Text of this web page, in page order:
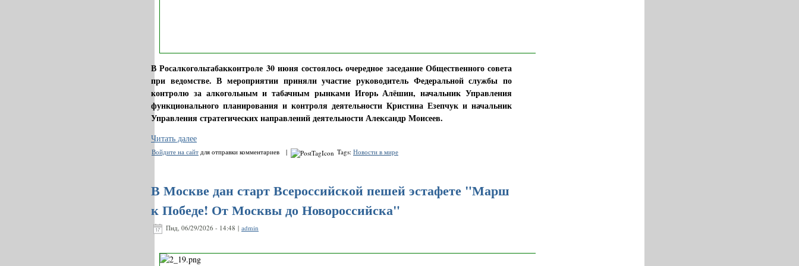
В Росалкогольтабакконтроле 30 июня состоялось очередное заседание Общественного совета
при ведомстве. В мероприятии приняли участие руководитель Федеральной службы по
контролю за алкогольным и табачным рынками Игорь Алёшин, начальник Управления
функционального планирования и контроля деятельности Кристина Езепчук и начальник
Управления стратегических направлений деятельности Александр Моисеев.
Читать далее
Войдите на сайт для отправки комментариев | Tags: Новости в мире
В Москве дан старт Всероссийской пешей эстафете "Марш
к Победе! От Москвы до Новороссийска"
Пнд, 06/29/2026 - 14:48 | admin